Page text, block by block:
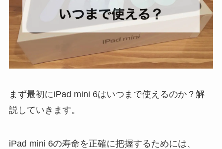
まず最初にiPad mini 6はいつまで使えるのか？解
説していきます。
iPad mini 6の寿命を正確に把握するためには、